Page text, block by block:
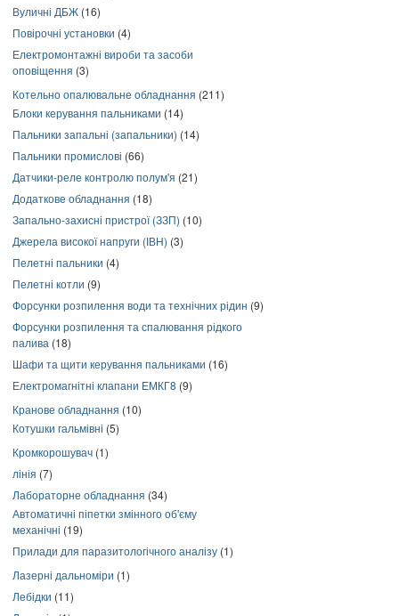
Вуличні ДБЖ (16)
Повірочні установки (4)
Електромонтажні вироби та засоби
оповіщення (3)
Котельно опалювальне обладнання (211)
Блоки керування пальниками (14)
Пальники запальні (запальники) (14)
Пальники промислові (66)
Датчики-реле контролю полум'я (21)
Додаткове обладнання (18)
Запально-захисні пристрої (ЗЗП) (10)
Джерела високої напруги (ІВН) (3)
Пелетні пальники (4)
Пелетні котли (9)
Форсунки розпилення води та технічних рідин (9)
Форсунки розпилення та спалювання рідкого
палива (18)
Шафи та щити керування пальниками (16)
Електромагнітні клапани ЕМКГ8 (9)
Кранове обладнання (10)
Котушки гальмівні (5)
Кромкорошувач (1)
лінія (7)
Лабораторне обладнання (34)
Автоматичні піпетки змінного об'єму
механічні (19)
Прилади для паразитологічного аналізу (1)
Лазерні дальноміри (1)
Лебідки (11)